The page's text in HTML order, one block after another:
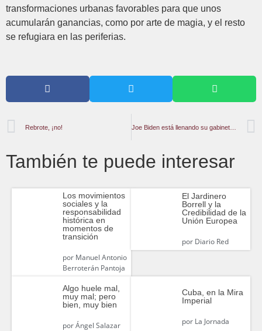
transformaciones urbanas favorables para que unos
acumularán ganancias, como por arte de magia, y el resto
se refugiara en las periferias.
Rebrote, ¡no! Joe Biden está llenando su gabinete con halcones a favor de la guerra
También te puede interesar
Los movimientos
sociales y la
responsabilidad
histórica en
momentos de
transición
porManuel Antonio
Berroterán Pantoja
El Jardinero
Borrell y la
Credibilidad de la
Unión Europea
porDiario Red
Algo huele mal,
muy mal; pero
bien, muy bien
porÁngel Salazar
Cuba, en la Mira
Imperial
porLa Jornada